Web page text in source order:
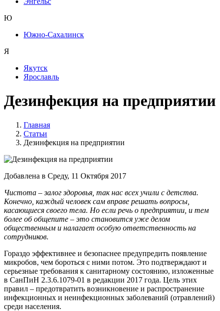
Ю
Южно-Сахалинск
Я
Якутск
Ярославль
Дезинфекция на предприятии
Главная
Статьи
Дезинфекция на предприятии
Добавлена в Среду, 11 Октября 2017
Чистота – залог здоровья, так нас всех учили с детства.
Конечно, каждый человек сам вправе решать вопросы,
касающиеся своего тела. Но если речь о предприятии, и тем
более об общепите – это становится уже делом
общественным и налагает особую ответственность на
сотрудников.
Гораздо эффективнее и безопаснее предупредить появление
микробов, чем бороться с ними потом. Это подтверждают и
серьезные требования к санитарному состоянию, изложенные
в СанПиН 2.3.6.1079-01 в редакции 2017 года. Цель этих
правил – предотвратить возникновение и распространение
инфекционных и неинфекционных заболеваний (отравлений)
среди населения.